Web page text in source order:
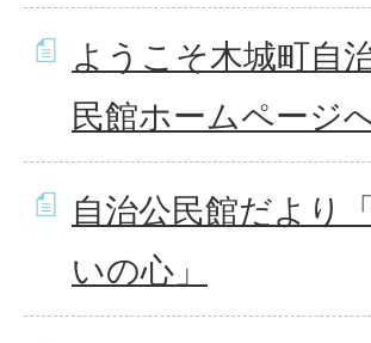
ようこそ木城町自
民館ホームページ
自治公民館だより
いの心」